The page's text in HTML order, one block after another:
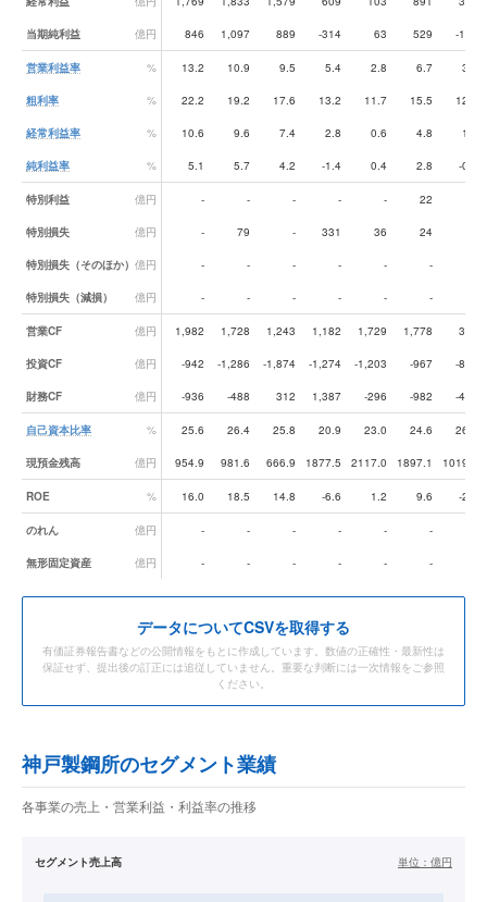
当期純利益 億円 846 1,097 889 -314 63 529 -142
営業利益率 % 13.2 10.9 9.5 5.4 2.8 6.7 3.2
粗利率 % 22.2 19.2 17.6 13.2 11.7 15.5 12.3
経常利益率 % 10.6 9.6 7.4 2.8 0.6 4.8 1.8
純利益率 % 5.1 5.7 4.2 -1.4 0.4 2.8 -0.8
特別利益 億円 - - - - - 22
特別損失 億円 - 79 - 331 36 24
特別損失（そのほか） 億円 - - - - - -
特別損失（減損） 億円 - - - - - -
営業CF 億円 1,982 1,728 1,243 1,182 1,729 1,778 395
投資CF 億円 -942 -1,286 -1,874 -1,274 -1,203 -967 -853
財務CF 億円 -936 -488 312 1,387 -296 -982 -402
自己資本比率 % 25.6 26.4 25.8 20.9 23.0 24.6 26.5
現預金残高 億円 954.9 981.6 666.9 1877.5 2117.0 1897.1 1019.0
ROE % 16.0 18.5 14.8 -6.6 1.2 9.6 -2.5
のれん 億円 - - - - - -
無形固定資産 億円 - - - - - -
データについてCSVを取得する
有価証券報告書などの公開情報をもとに作成しています。数値の正確性・最新性は
保証せず、提出後の訂正には追従していません。重要な判断には一次情報をご参照
ください。
神戸製鋼所のセグメント業績
各事業の売上・営業利益・利益率の推移
セグメント売上高 単位： 億円